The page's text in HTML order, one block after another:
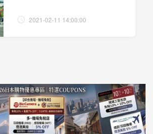
2021-02-11 14:00:00